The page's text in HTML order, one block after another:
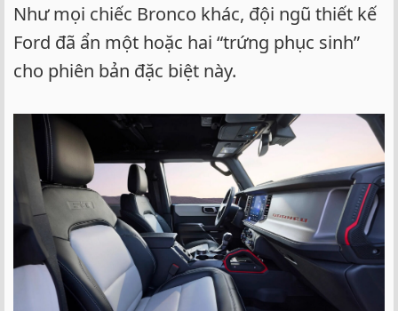
Như mọi chiếc Bronco khác, đội ngũ thiết kế
Ford đã ẩn một hoặc hai “trứng phục sinh”
cho phiên bản đặc biệt này.